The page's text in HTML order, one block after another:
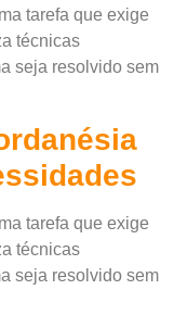
tarefa que exige
técnicas
seja resolvido sem
tarefa que exige
técnicas
seja resolvido sem